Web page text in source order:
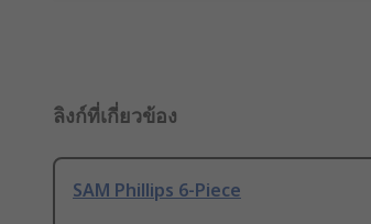
ลิงก์ที่เกี่ยวข้อง
SAM Phillips 6-Piece